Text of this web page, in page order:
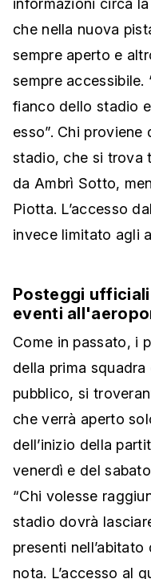
informazioni circa
che nella nuova
sempre aperto e
sempre
fianco dello stadio
esso”. Chi
stadio, che si trova
da Ambrì Sotto,
Piotta. L’accesso
invece limitato agli
Posteggi
eventi
Come in passato, i
della prima
pubblico, si
che verrà aperto
dell’inizio della
venerdì e del
“Chi volesse
stadio dovrà
presenti
nota. L’accesso al